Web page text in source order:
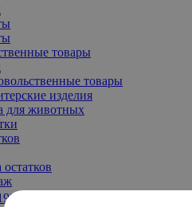
товары
товары
изделия
для животных